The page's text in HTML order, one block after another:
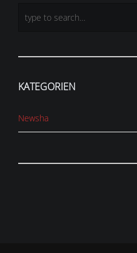
KATEGORIEN
Newsha